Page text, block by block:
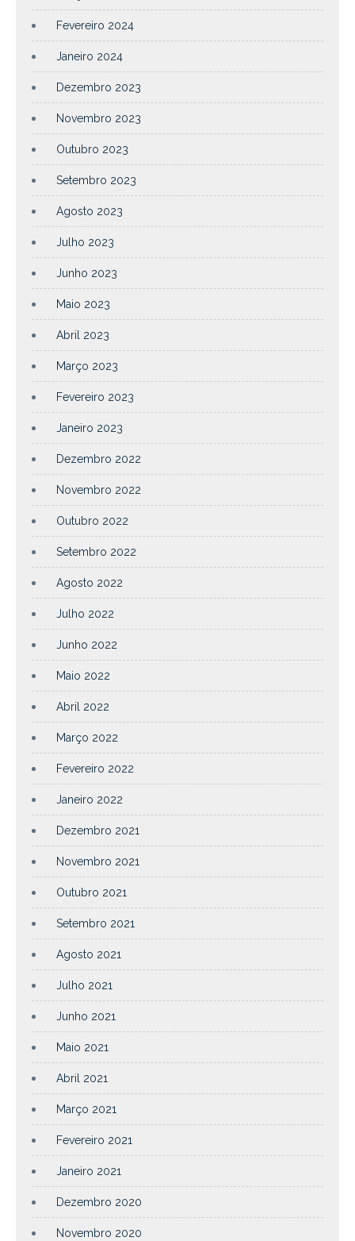
Fevereiro 2024
Janeiro 2024
Dezembro 2023
Novembro 2023
Outubro 2023
Setembro 2023
Agosto 2023
Julho 2023
Junho 2023
Maio 2023
Abril 2023
Março 2023
Fevereiro 2023
Janeiro 2023
Dezembro 2022
Novembro 2022
Outubro 2022
Setembro 2022
Agosto 2022
Julho 2022
Junho 2022
Maio 2022
Abril 2022
Março 2022
Fevereiro 2022
Janeiro 2022
Dezembro 2021
Novembro 2021
Outubro 2021
Setembro 2021
Agosto 2021
Julho 2021
Junho 2021
Maio 2021
Abril 2021
Março 2021
Fevereiro 2021
Janeiro 2021
Dezembro 2020
Novembro 2020